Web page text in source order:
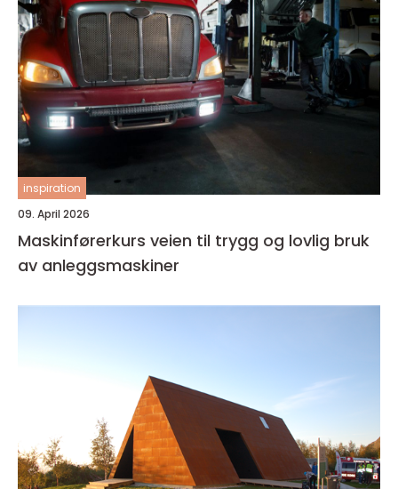
inspiration
09. April 2026
Maskinførerkurs veien til trygg og lovlig bruk
av anleggsmaskiner